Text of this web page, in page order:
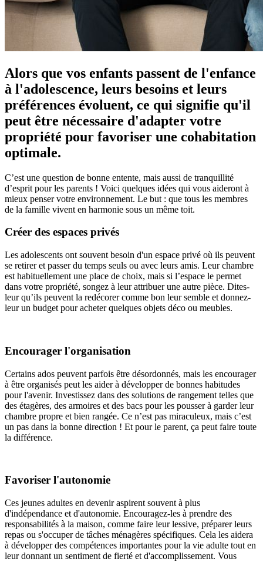
Alors que vos enfants passent de l'enfance
à l'adolescence, leurs besoins et leurs
préférences évoluent, ce qui signifie qu'il
peut être nécessaire d'adapter votre
propriété pour favoriser une cohabitation
optimale.
C’est une question de bonne entente, mais aussi de tranquillité
d’esprit pour les parents ! Voici quelques idées qui vous aideront à
mieux penser votre environnement. Le but : que tous les membres
de la famille vivent en harmonie sous un même toit.
Créer des espaces privés
Les adolescents ont souvent besoin d'un espace privé où ils peuvent
se retirer et passer du temps seuls ou avec leurs amis. Leur chambre
est habituellement une place de choix, mais si l’espace le permet
dans votre propriété, songez à leur attribuer une autre pièce. Dites-
leur qu’ils peuvent la redécorer comme bon leur semble et donnez-
leur un budget pour acheter quelques objets déco ou meubles.
Encourager l'organisation
Certains ados peuvent parfois être désordonnés, mais les encourager
à être organisés peut les aider à développer de bonnes habitudes
pour l'avenir. Investissez dans des solutions de rangement telles que
des étagères, des armoires et des bacs pour les pousser à garder leur
chambre propre et bien rangée. Ce n’est pas miraculeux, mais c’est
un pas dans la bonne direction ! Et pour le parent, ça peut faire toute
la différence.
Favoriser l'autonomie
Ces jeunes adultes en devenir aspirent souvent à plus
d'indépendance et d'autonomie. Encouragez-les à prendre des
responsabilités à la maison, comme faire leur lessive, préparer leurs
repas ou s'occuper de tâches ménagères spécifiques. Cela les aidera
à développer des compétences importantes pour la vie adulte tout en
leur donnant un sentiment de fierté et d'accomplissement. Vous